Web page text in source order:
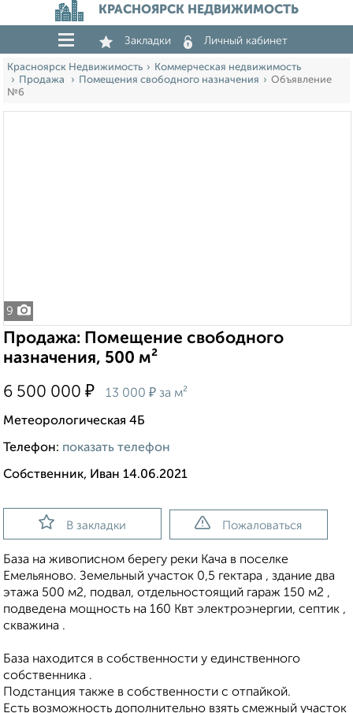
КРАСНОЯРСК НЕДВИЖИМОСТЬ
Закладки Личный кабинет
Красноярск Недвижимость
Коммерческая недвижимость
Продажа
Помещения свободного назначения
Объявление
№6
9
Продажа: Помещение свободного
назначения, 500 м²
6 500 000 ₽ 13 000 ₽ за м²
Метеорологическая 4Б
Телефон: показать телефон
Собственник, Иван 14.06.2021
В закладки Пожаловаться
База на живописном берегу реки Кача в поселке
Емельяново. Земельный участок 0,5 гектара , здание два
этажа 500 м2, подвал, отдельностоящий гараж 150 м2 ,
подведена мощность на 160 Квт электроэнергии, септик ,
скважина .
База находится в собственности у единственного
собственника .
Подстанция также в собственности с отпайкой.
Есть возможность дополнительно взять смежный участок